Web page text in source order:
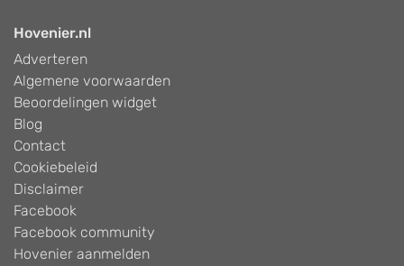
Hovenier.nl
Adverteren
Algemene voorwaarden
Beoordelingen widget
Blog
Contact
Cookiebeleid
Disclaimer
Facebook
Facebook community
Hovenier aanmelden